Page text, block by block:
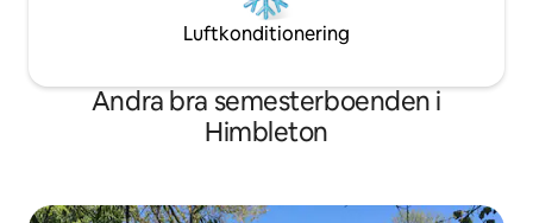
Luftkonditionering
Andra bra semesterboenden i
Himbleton